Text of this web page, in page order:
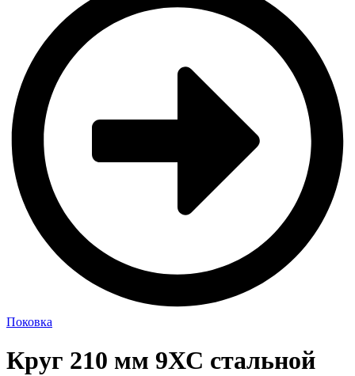
Поковка
Круг 210 мм 9ХС стальной